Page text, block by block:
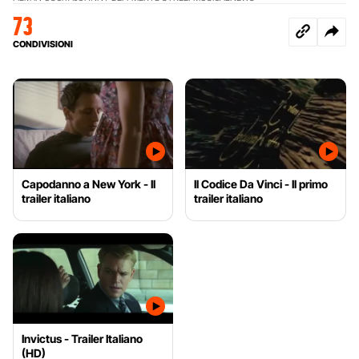
73
CONDIVISIONI
Capodanno a New York - Il
trailer italiano
Il Codice Da Vinci - Il primo
trailer italiano
Invictus - Trailer Italiano
(HD)